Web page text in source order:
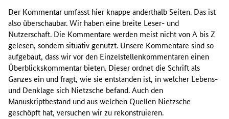
Der Kommentar umfasst hier knappe anderthalb Seiten. Das ist
also überschaubar. Wir haben eine breite Leser- und
Nutzerschaft. Die Kommentare werden meist nicht von A bis Z
gelesen, sondern situativ genutzt. Unsere Kommentare sind so
aufgebaut, dass wir vor den Einzelstellenkommentaren einen
Überblickskommentar bieten. Dieser ordnet die Schrift als
Ganzes ein und fragt, wie sie entstanden ist, in welcher Lebens-
und Denklage sich Nietzsche befand. Auch den
Manuskriptbestand und aus welchen Quellen Nietzsche
geschöpft hat, versuchen wir zu rekonstruieren.